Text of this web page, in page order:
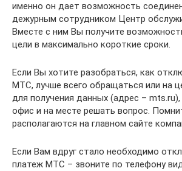
именно он дает возможность
дежурным сотрудником Центр
Вместе с ним Вы получите
цели в максимально короткие сроки.
Если Вы хотите разобраться, как
МТС, лучше всего обращаться или на
для получения данных (адрес –
офис и на месте решать вопрос.
располагаются на главном сайте
Если Вам вдруг стало необходимо
платеж МТС – звоните по телефону